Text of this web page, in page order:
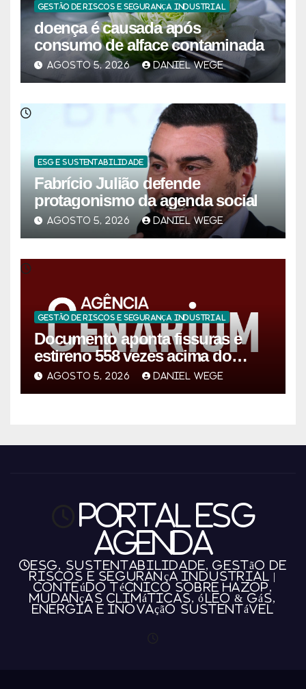
GESTÃO DE RISCOS E SEGURANÇA INDUSTRIAL
doença é causada após
consumo de alface contaminada
AGOSTO 5, 2026 DANIEL WEGE
ESG E SUSTENTABILIDADE
Fabrício Julião defende
protagonismo da agenda social
AGOSTO 5, 2026 DANIEL WEGE
GESTÃO DE RISCOS E SEGURANÇA INDUSTRIAL
Documento aponta fissuras e
estireno 558 vezes acima do
limite após vazamento em
Manaus
AGOSTO 5, 2026 DANIEL WEGE
Portal ESG
Agenda
ESG, Sustentabilidade, Gestão de
Riscos e Segurança Industrial |
Conteúdo técnico sobre HAZOP,
mudanças climáticas, óleo & gás,
energia e inovação sustentável